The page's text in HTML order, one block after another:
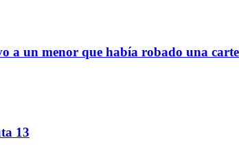
a un menor que había robado una
13